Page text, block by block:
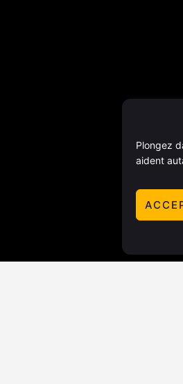
Plongez
aident